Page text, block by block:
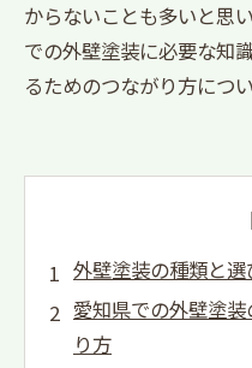
からないことも多いと思
での外壁塗装に必要な知
るためのつながり方につ
外壁塗装の種類と選
愛知県での外壁塗
り方